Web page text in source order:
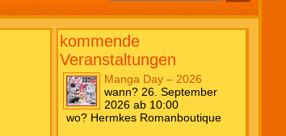
kommende
Veranstaltungen
Manga Day – 2026
wann? 26. September
2026 ab 10:00
wo? Hermkes Romanboutique